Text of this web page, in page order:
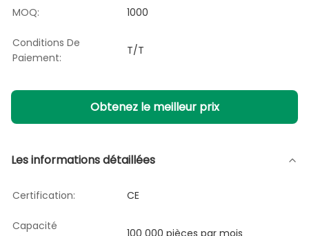
MOQ: 1000
Conditions De
Paiement:
T/T
Obtenez le meilleur prix
Les informations détaillées
Certification: CE
Capacité
100 000 pièces par mois